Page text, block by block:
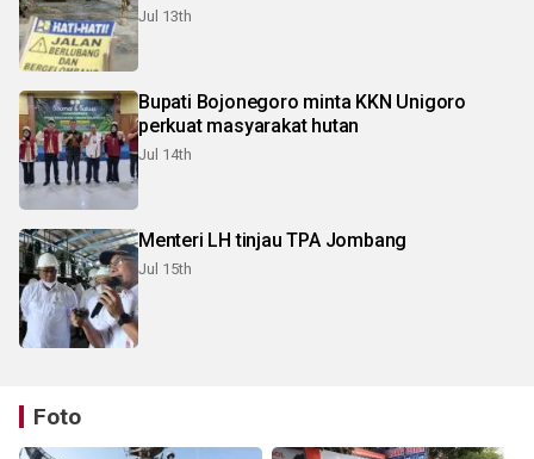
Jul 13th
Bupati Bojonegoro minta KKN Unigoro
perkuat masyarakat hutan
Jul 14th
Menteri LH tinjau TPA Jombang
Jul 15th
Foto